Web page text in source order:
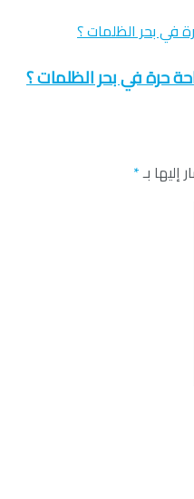
حرة في بحر الظلمات ؟
إليها بـ*